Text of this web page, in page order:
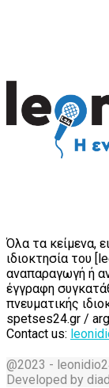
Όλα τα κείμενα,
ιδιοκτησία του
αναπαραγωγή ή
έγγραφη
πνευματικής
spetses24.gr /
Contact us:
@2023 -
Developed by